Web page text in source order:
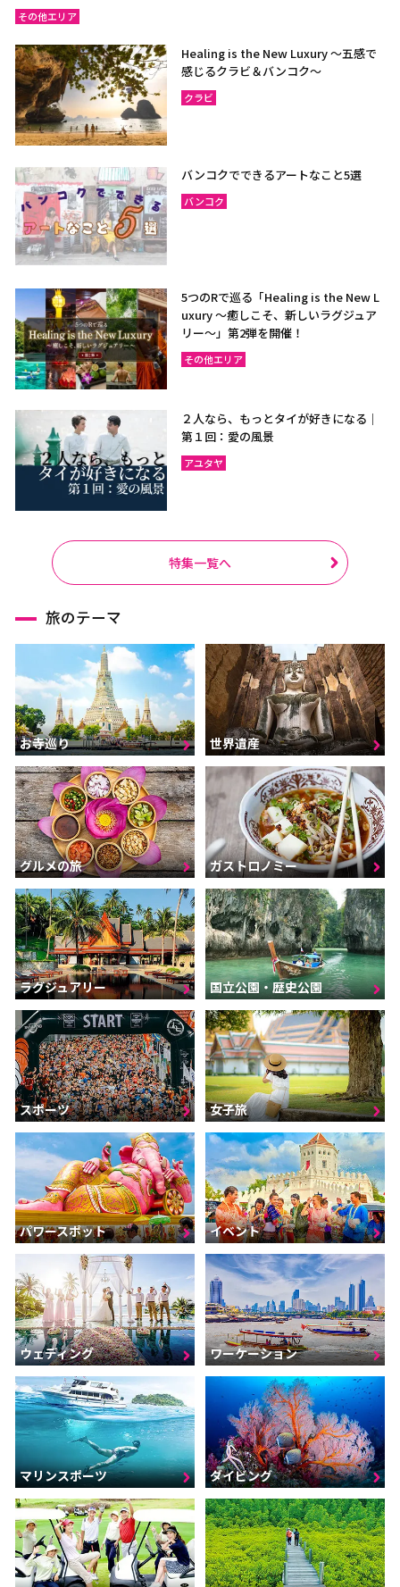
その他エリア
Healing is the New Luxury ～五感で
感じるクラビ＆バンコク～
クラビ
バンコクでできるアートなこと5選
バンコク
5つのRで巡る「Healing is the New L
uxury ～癒しこそ、新しいラグジュア
リー〜」第2弾を開催！
その他エリア
２人なら、もっとタイが好きになる｜
第１回：愛の風景
アユタヤ
特集一覧へ
旅のテーマ
お寺巡り 世界遺産
グルメの旅 ガストロノミー
ラグジュアリー 国立公園・歴史公園
スポーツ 女子旅
パワースポット イベント
ウェディング ワーケーション
マリンスポーツ ダイビング